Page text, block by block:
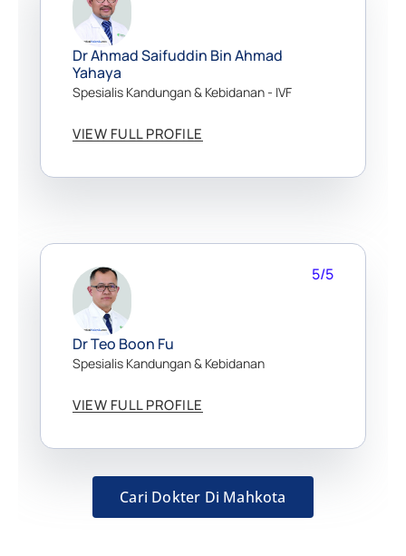
Dr Ahmad Saifuddin Bin Ahmad
Yahaya
Spesialis Kandungan & Kebidanan - IVF
VIEW FULL PROFILE
5/5
Dr Teo Boon Fu
Spesialis Kandungan & Kebidanan
VIEW FULL PROFILE
Cari Dokter Di Mahkota